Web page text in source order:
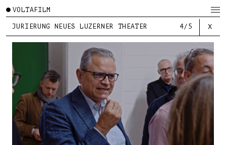
VOLTAFILM
JURIERUNG NEUES LUZERNER THEATER 4/5